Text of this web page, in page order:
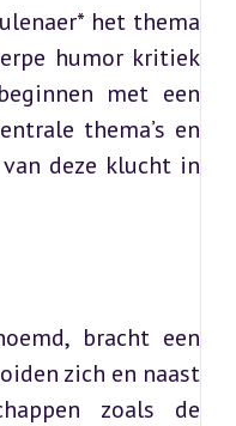
het thema
humor kritiek
met een
thema’s en
deze klucht in
bracht een
zich en naast
zoals de